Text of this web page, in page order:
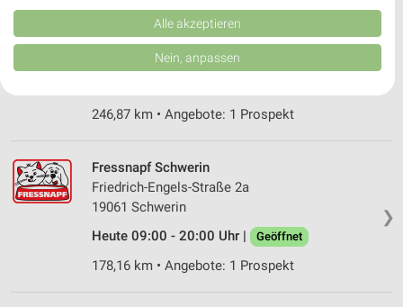
❯
Fressnapf Bad Oldesloe
Louise-Zietz-Straße 3
23843 Bad Oldesloe
246,87 km • Angebote: 1 Prospekt
❯
Fressnapf Schwerin
Friedrich-Engels-Straße 2a
19061 Schwerin
Heute 09:00 - 20:00 Uhr |
Geöffnet
178,16 km • Angebote: 1 Prospekt
Kombinationen von Daten aus verschiedenen Quellen. Entwicklung und
Verbesserung der Angebote. Verwendung reduzierter Daten zur Auswahl
von Inhalten.
Daten können außerhalb der Europäischen Union weitergegeben und in die
Website/App.
Partnerliste anzeigen (1 IAB-Anbieter)
IAB-Verarbeitungszwecke:
Speichern von oder Zugriff auf Informationen
auf einem Endgerät
Verwendung reduzierter Daten zur Auswahl von
Werbeanzeigen
Alle akzeptieren
Nein, anpassen